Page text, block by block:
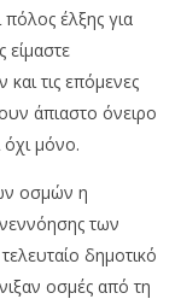
έλξης για
τις επόμενες
άπιαστο όνειρο
μόνο.
οσμών η
των
δημοτικό
οσμές από τη